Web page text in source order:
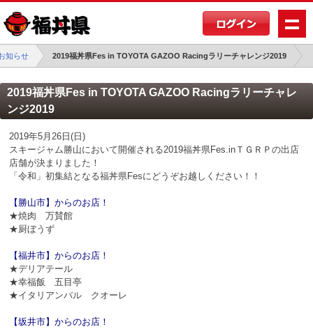
知らせ 2019福丼県Fes in TOYOTA GAZOO Racingラリーチャレンジ2019
2019福丼県Fes in TOYOTA GAZOO Racingラリーチャレ
ンジ2019
2019年5月26日(日)
スキージャム勝山において開催される2019福丼県Fes.inＴＧＲＰの出店
店舗が決まりました！
「令和」初集結となる福丼県Fesにどうぞお越しください！！
【勝山市】からのお店！
★焼肉 万賛館
★厨ぼうず
【福井市】からのお店！
★デリアテール
★幸福飯 五目亭
★イタリアンバル クオーレ
【坂井市】からのお店！